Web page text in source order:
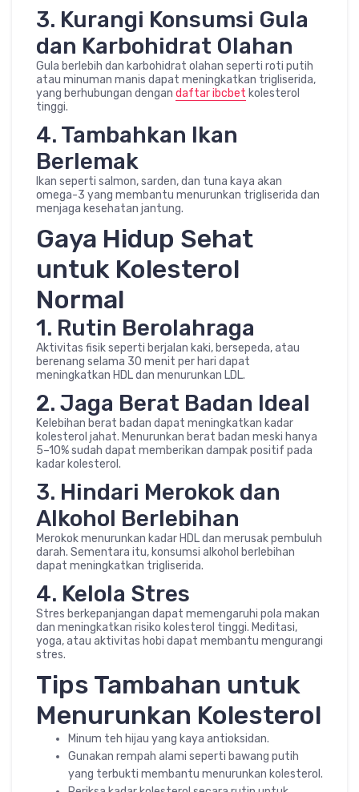
3. Kurangi Konsumsi Gula
dan Karbohidrat Olahan
Gula berlebih dan karbohidrat olahan seperti roti putih
atau minuman manis dapat meningkatkan trigliserida,
yang berhubungan dengan daftar ibcbet kolesterol
tinggi.
4. Tambahkan Ikan
Berlemak
Ikan seperti salmon, sarden, dan tuna kaya akan
omega-3 yang membantu menurunkan trigliserida dan
menjaga kesehatan jantung.
Gaya Hidup Sehat
untuk Kolesterol
Normal
1. Rutin Berolahraga
Aktivitas fisik seperti berjalan kaki, bersepeda, atau
berenang selama 30 menit per hari dapat
meningkatkan HDL dan menurunkan LDL.
2. Jaga Berat Badan Ideal
Kelebihan berat badan dapat meningkatkan kadar
kolesterol jahat. Menurunkan berat badan meski hanya
5–10% sudah dapat memberikan dampak positif pada
kadar kolesterol.
3. Hindari Merokok dan
Alkohol Berlebihan
Merokok menurunkan kadar HDL dan merusak pembuluh
darah. Sementara itu, konsumsi alkohol berlebihan
dapat meningkatkan trigliserida.
4. Kelola Stres
Stres berkepanjangan dapat memengaruhi pola makan
dan meningkatkan risiko kolesterol tinggi. Meditasi,
yoga, atau aktivitas hobi dapat membantu mengurangi
stres.
Tips Tambahan untuk
Menurunkan Kolesterol
Minum teh hijau yang kaya antioksidan.
Gunakan rempah alami seperti bawang putih
yang terbukti membantu menurunkan kolesterol.